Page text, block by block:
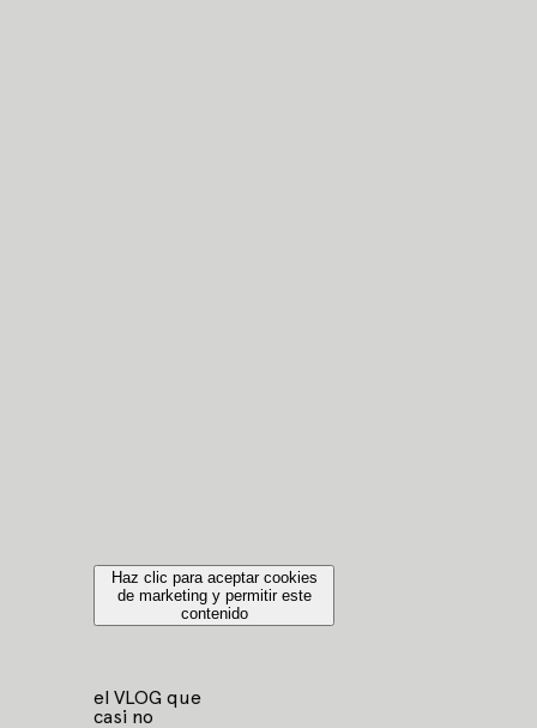
Haz clic para aceptar cookies
de marketing y permitir este
contenido
el VLOG que
casi no